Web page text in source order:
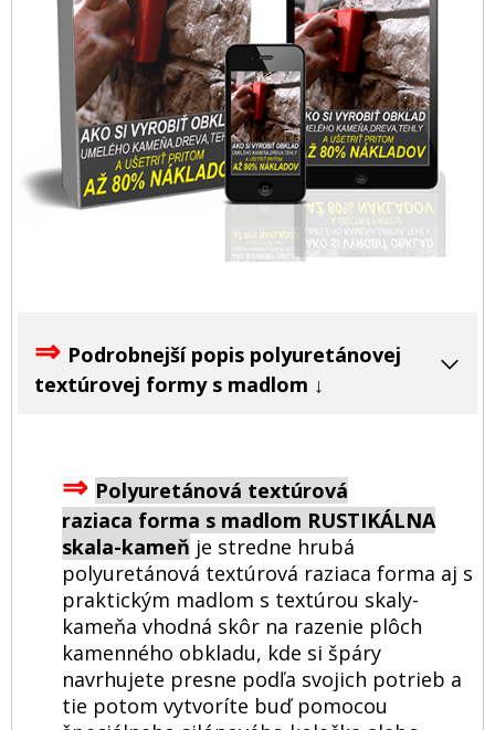
⇒ Podrobnejší popis polyuretánovej
textúrovej formy s madlom ↓
⇒ Polyuretánová textúrová
raziaca forma s madlom RUSTIKÁLNA
skala-kameň je stredne hrubá
polyuretánová textúrová raziaca forma aj s
praktickým madlom s textúrou skaly-
kameňa vhodná skôr na razenie plôch
kamenného obkladu, kde si špáry
navrhujete presne podľa svojich potrieb a
tie potom vytvoríte buď pomocou